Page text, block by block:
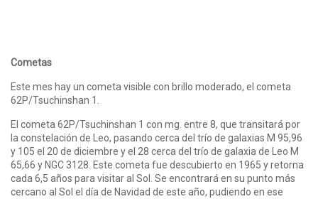
Cometas
Este mes hay un cometa visible con brillo moderado, el cometa
62P/Tsuchinshan 1.
El cometa 62P/Tsuchinshan 1 con mg. entre 8, que transitará por
la constelación de Leo, pasando cerca del trío de galaxias M 95,96
y 105 el 20 de diciembre y el 28 cerca del trío de galaxia de Leo M
65,66 y NGC 3128. Este cometa fue descubierto en 1965 y retorna
cada 6,5 años para visitar al Sol. Se encontrará en su punto más
cercano al Sol el día de Navidad de este año, pudiendo en ese